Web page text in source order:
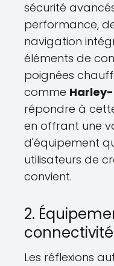
sécurité
performance,
navigation
éléments de
poignées
comme
répondre à
en offrant une
d'équipement
utilisateurs de
convient.
2.
Les réflexions